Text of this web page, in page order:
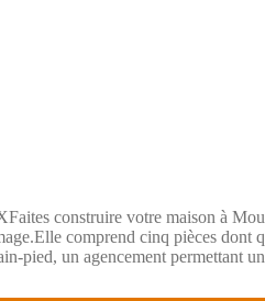
construire votre maison à
comprend cinq pièces dont
pied, un agencement permettant
Un arrêt de bus se trouve à